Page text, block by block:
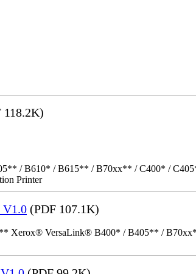
118.2K)
/ B610* / B615** / B70xx** / C400* /
Printer
(PDF 107.1K)
Xerox® VersaLink® B400* / B405** /